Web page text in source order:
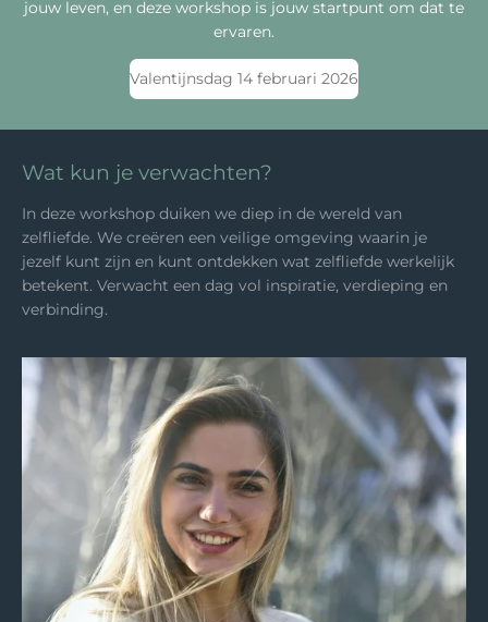
jouw leven, en deze workshop is jouw startpunt om dat te
ervaren.
Valentijnsdag 14 februari 2026
Wat kun je verwachten?
In deze workshop duiken we diep in de wereld van
zelfliefde. We creëren een veilige omgeving waarin je
jezelf kunt zijn en kunt ontdekken wat zelfliefde werkelijk
betekent. Verwacht een dag vol inspiratie, verdieping en
verbinding.